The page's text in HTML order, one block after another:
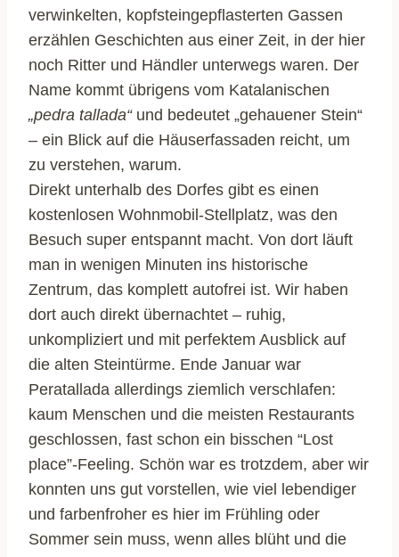
verwinkelten, kopfsteingepflasterten Gassen
erzählen Geschichten aus einer Zeit, in der hier
noch Ritter und Händler unterwegs waren. Der
Name kommt übrigens vom Katalanischen
„pedra tallada“und bedeutet „gehauener Stein“
– ein Blick auf die Häuserfassaden reicht, um
zu verstehen, warum.
Direkt unterhalb des Dorfes gibt es einen
kostenlosen Wohnmobil-Stellplatz, was den
Besuch super entspannt macht. Von dort läuft
man in wenigen Minuten ins historische
Zentrum, das komplett autofrei ist. Wir haben
dort auch direkt übernachtet – ruhig,
unkompliziert und mit perfektem Ausblick auf
die alten Steintürme. Ende Januar war
Peratallada allerdings ziemlich verschlafen:
kaum Menschen und die meisten Restaurants
geschlossen, fast schon ein bisschen “Lost
place”-Feeling. Schön war es trotzdem, aber wir
konnten uns gut vorstellen, wie viel lebendiger
und farbenfroher es hier im Frühling oder
Sommer sein muss, wenn alles blüht und die